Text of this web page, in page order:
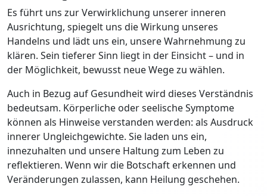
Es führt uns zur Verwirklichung unserer inneren
Ausrichtung, spiegelt uns die Wirkung unseres
Handelns und lädt uns ein, unsere Wahrnehmung zu
klären. Sein tieferer Sinn liegt in der Einsicht – und in
der Möglichkeit, bewusst neue Wege zu wählen.
Auch in Bezug auf Gesundheit wird dieses Verständnis
bedeutsam. Körperliche oder seelische Symptome
können als Hinweise verstanden werden: als Ausdruck
innerer Ungleichgewichte. Sie laden uns ein,
innezuhalten und unsere Haltung zum Leben zu
reflektieren. Wenn wir die Botschaft erkennen und
Veränderungen zulassen, kann Heilung geschehen.